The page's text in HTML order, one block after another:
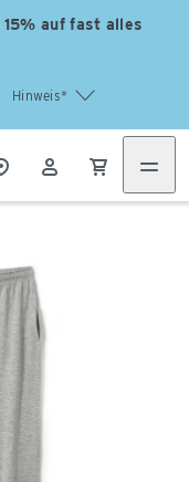
auf fast alles
Hinweis*